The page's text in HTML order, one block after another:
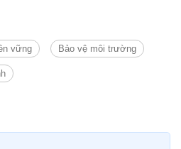
vững Bảo vệ môi trường